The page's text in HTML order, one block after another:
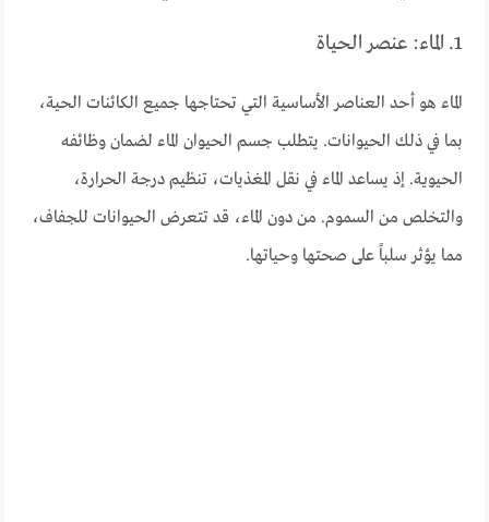
1. الماء: عنصر الحياة
الماء هو أحد العناصر الأساسية التي تحتاجها جميع الكائنات الحية،
بما في ذلك الحيوانات. يتطلب جسم الحيوان الماء لضمان وظائفه
الحيوية. إذ يساعد الماء في نقل المغذيات، تنظيم درجة الحرارة،
والتخلص من السموم. من دون الماء، قد تتعرض الحيوانات للجفاف،
مما يؤثر سلباً على صحتها وحياتها.